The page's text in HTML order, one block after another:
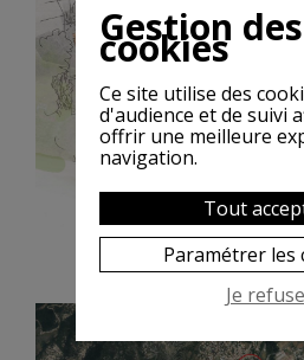
Gestion des
cookies
Ce site utilise des
d'audience et de suivi
offrir une meilleure
navigation.
Tout
Paramétrer les
Je refuse